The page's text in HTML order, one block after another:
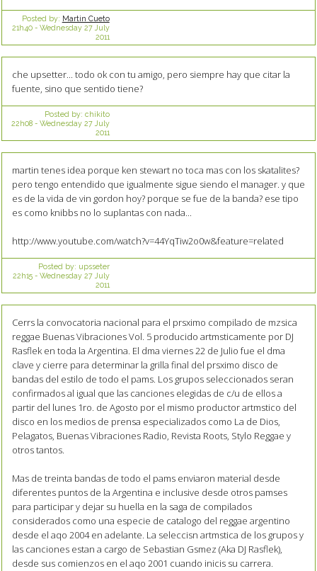
Posted by: Martin Cueto
21h40- Wednesday 27 July
2011
che upsetter... todo ok con tu amigo, pero siempre hay que citar la
fuente, sino que sentido tiene?
Posted by: chikito
22h08- Wednesday 27 July
2011
martin tenes idea porque ken stewart no toca mas con los skatalites?
pero tengo entendido que igualmente sigue siendo el manager. y que
es de la vida de vin gordon hoy? porque se fue de la banda? ese tipo
es como knibbs no lo suplantas con nada...
http://www.youtube.com/watch?v=44YqTiw2o0w&feature=related
Posted by: upsseter
22h15- Wednesday 27 July
2011
Cerrs la convocatoria nacional para el prsximo compilado de mzsica
reggae Buenas Vibraciones Vol. 5 producido artmsticamente por DJ
Rasflek en toda la Argentina. El dma viernes 22 de Julio fue el dma
clave y cierre para determinar la grilla final del prsximo disco de
bandas del estilo de todo el pams. Los grupos seleccionados seran
confirmados al igual que las canciones elegidas de c/u de ellos a
partir del lunes 1ro. de Agosto por el mismo productor artmstico del
disco en los medios de prensa especializados como La de Dios,
Pelagatos, Buenas Vibraciones Radio, Revista Roots, Stylo Reggae y
otros tantos.
Mas de treinta bandas de todo el pams enviaron material desde
diferentes puntos de la Argentina e inclusive desde otros pamses
para participar y dejar su huella en la saga de compilados
considerados como una especie de catalogo del reggae argentino
desde el aqo 2004 en adelante. La seleccisn artmstica de los grupos y
las canciones estan a cargo de Sebastian Gsmez (Aka DJ Rasflek),
desde sus comienzos en el aqo 2001 cuando inicis su carrera.